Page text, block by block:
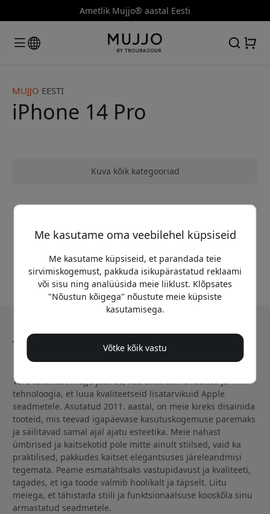
Ametlik Mujjo® aastal Eesti
MUJJO EESTI
iPhone 14 Pro
Kuva kõik kategooriad
Me ei leidnud ühtegi toodet, mis vastaks
Teave: Mujjo
Tere tulemast Mujjo juurde, kus ühendame käsitöö ja
tehnoloogia, et luua kvaliteetseid lisatarvikuid Apple
seadmetele. Asutatud 2011. aastal, on meie kireks disainida
tooteid, mis teevad igapäevase kasutuskogemuse paremaks
ja säilitavad samal ajal ajatu esteetika. Meie nahast
ümbrised ja kaitsekotid pole mitte ainult stiilsed, vaid ka
praktilised, pakkudes kaitset elegantsuses järeleandmisi
tegemata. Peame esmatähtsaks vastupidavust ja kvaliteeti,
tagades, et iga toode valmib hoolikalt ja täpselt. Liitu
meiega, et tähistada stiili ja funktsionaalsuse kooskõla sinu
armastatud seadmetele.
Me kasutame oma veebilehel küpsiseid
Me kasutame küpsiseid, et parandada teie
sirvimiskogemust, pakkuda isikupärastatud reklaami
või sisu ning analüüsida meie liiklust. Klõpsates
"Nõustun kõigega" nõustute meie küpsiste
kasutamisega.
Võtke kõik vastu